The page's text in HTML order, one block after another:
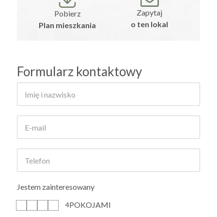
Pobierz
Plan mieszkania
Zapytaj
o ten lokal
Formularz kontaktowy
Jestem zainteresowany
4POKOJAMI